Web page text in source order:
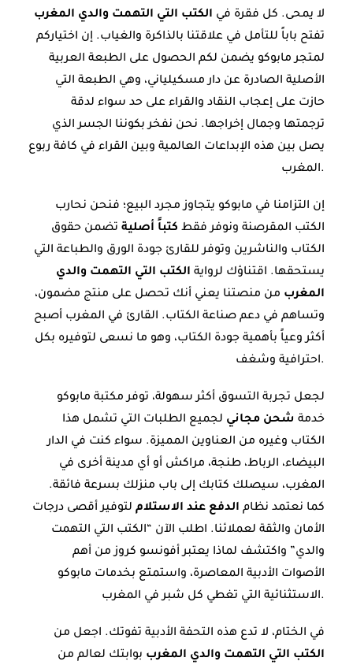
لا يمحى. كل فقرة في الكتب التي التهمت والدي المغرب
تفتح باباً للتأمل في علاقتنا بالذاكرة والغياب. إن اختياركم
لمتجر مابوكو يضمن لكم الحصول على الطبعة العربية
الأصلية الصادرة عن دار مسكيلياني، وهي الطبعة التي
حازت على إعجاب النقاد والقراء على حد سواء لدقة
ترجمتها وجمال إخراجها. نحن نفخر بكوننا الجسر الذي
يصل بين هذه الإبداعات العالمية وبين القراء في كافة ربوع
المغرب.
إن التزامنا في مابوكو يتجاوز مجرد البيع؛ فنحن نحارب
الكتب المقرصنة ونوفر فقط كتباً أصلية تضمن حقوق
الكتاب والناشرين وتوفر للقارئ جودة الورق والطباعة التي
يستحقها. اقتناؤك لرواية الكتب التي التهمت والدي
المغرب من منصتنا يعني أنك تحصل على منتج مضمون،
وتساهم في دعم صناعة الكتاب. القارئ في المغرب أصبح
أكثر وعياً بأهمية جودة الكتاب، وهو ما نسعى لتوفيره بكل
احترافية وشغف.
لجعل تجربة التسوق أكثر سهولة، توفر مكتبة مابوكو
خدمة شحن مجاني لجميع الطلبات التي تشمل هذا
الكتاب وغيره من العناوين المميزة. سواء كنت في الدار
البيضاء، الرباط، طنجة، مراكش أو أي مدينة أخرى في
المغرب، سيصلك كتابك إلى باب منزلك بسرعة فائقة.
كما نعتمد نظام الدفع عند الاستلام لتوفير أقصى درجات
الأمان والثقة لعملائنا. اطلب الآن “الكتب التي التهمت
والدي” واكتشف لماذا يعتبر أفونسو كروز من أهم
الأصوات الأدبية المعاصرة، واستمتع بخدمات مابوكو
الاستثنائية التي تغطي كل شبر في المغرب.
في الختام، لا تدع هذه التحفة الأدبية تفوتك. اجعل من
الكتب التي التهمت والدي المغرب بوابتك لعالم من